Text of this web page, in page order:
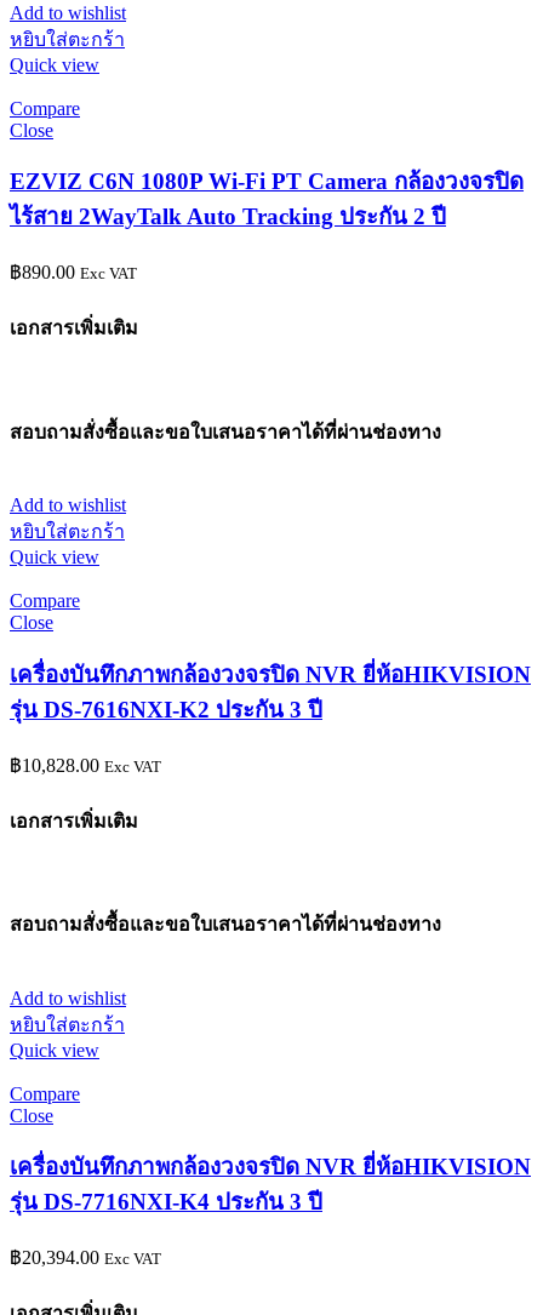
Add to wishlist
หยิบใส่ตะกร้า
Quick view
Compare
Close
EZVIZ C6N 1080P Wi-Fi PT Camera กล้องวงจรปิด
ไร้สาย 2WayTalk Auto Tracking ประกัน 2 ปี
฿890.00 Exc VAT
เอกสารเพิ่มเติม
สอบถามสั่งซื้อและขอใบเสนอราคาได้ที่ผ่านช่องทาง
Add to wishlist
หยิบใส่ตะกร้า
Quick view
Compare
Close
เครื่องบันทึกภาพกล้องวงจรปิด NVR ยี่ห้อHIKVISION
รุ่น DS-7616NXI-K2 ประกัน 3 ปี
฿10,828.00 Exc VAT
เอกสารเพิ่มเติม
สอบถามสั่งซื้อและขอใบเสนอราคาได้ที่ผ่านช่องทาง
Add to wishlist
หยิบใส่ตะกร้า
Quick view
Compare
Close
เครื่องบันทึกภาพกล้องวงจรปิด NVR ยี่ห้อHIKVISION
รุ่น DS-7716NXI-K4 ประกัน 3 ปี
฿20,394.00 Exc VAT